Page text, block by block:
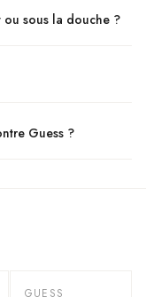
sous la douche ?
Guess ?
-40 %
GUESS